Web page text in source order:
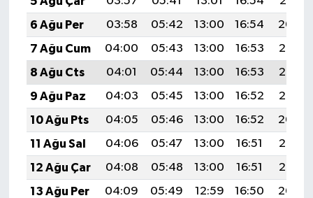
6 Ağu Per
03:58 05:42 13:00 16:54
20:09
7 Ağu Cum
04:00 05:43 13:00 16:53
20:08
8 Ağu Cts
04:01 05:44 13:00 16:53
20:07
9 Ağu Paz
04:03 05:45 13:00 16:52
20:05
10 Ağu Pts
04:05 05:46 13:00 16:52
20:04
11 Ağu Sal
04:06 05:47 13:00 16:51
20:03
12 Ağu Çar
04:08 05:48 13:00 16:51
20:02
13 Ağu Per
04:09 05:49 12:59 16:50
20:00